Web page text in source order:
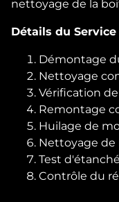
nettoyage de la
Détails du Service
Démontage
Nettoyage
Vérification
Remontage
Huilage de
Nettoyage de
Test
Contrôle du